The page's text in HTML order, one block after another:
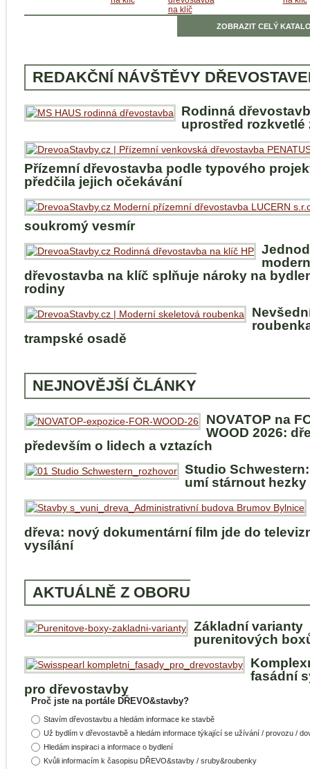
ZOBRAZIT CELÝ
REDAKČNÍ NÁVŠTĚVY
Rodinná
uprostřed rozkvetlé
Přízemní dřevostavba podle typového
předčila jejich očekávání
soukromý vesmír
dřevostavba na klíč splňuje nároky na
rodiny
trampské osadě
NEJNOVĚJŠÍ ČLÁNKY
NOVATOP na
WOOD 2026:
především o lidech a vztazích
Studio
umí stárnout hezky
dřeva: nový dokumentární film jde do
vysílání
AKTUÁLNĚ Z OBORU
Základní varianty
purenitových
fasádní
pro dřevostavby
Proč jste na portále DŘEVO&stavby?
Stavím dřevostavbu a hledám informace ke stavbě
Už bydlím v dřevostavbě a hledám informace týkající se užívání / provozu /
Hledám inspiraci a informace o bydlení
Kvůli informacím k časopisu DŘEVO&stavby / sruby&roubenky